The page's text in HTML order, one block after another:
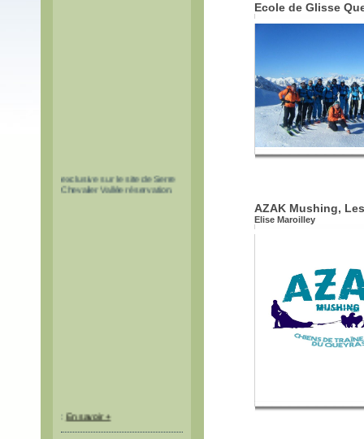
exclusive sur le site de Serre
Chevalier Vallée réservation.
Ecole de Glisse
AZAK Mushing,
Elise Maroilley